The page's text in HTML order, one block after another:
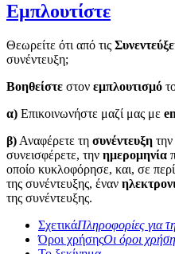
Εμπλουτίστε
Θεωρείτε ότι από τις
συνέντευξη;
Βοηθείστε στον εμπλουτισμό
α) Επικοινωνήστε μαζί μας με
β) Αναφέρετε τη συνέντευξη
συνεισφέρετε, την ημερομηνία
οποίο κυκλοφόρησε, και, σε
της συνέντευξης, έναν
της συνέντευξης.
ΣχετικάΠληροφορίες για
Όροι χρήσηςΟι όροι